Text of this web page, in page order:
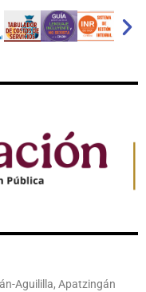
Aguililla, Apatzingán